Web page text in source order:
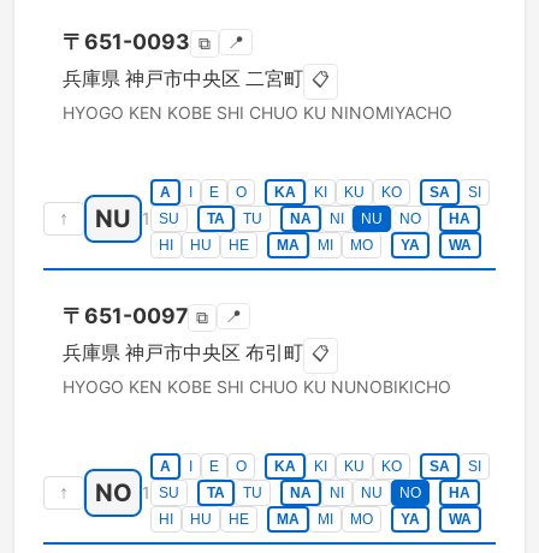
〒651-0093 ⧉ 📍
兵庫県 神戸市中央区 二宮町 📋
HYOGO KEN KOBE SHI CHUO KU NINOMIYACHO
↑ NU 1
A E O KA KI KU KO SA
SI
SU
TA TU NA NI NU NO
HA
HI
HU HE MA MI MO YA WA
〒651-0097 ⧉ 📍
兵庫県 神戸市中央区 布引町 📋
HYOGO KEN KOBE SHI CHUO KU NUNOBIKICHO
↑ NO 1
A E O KA KI KU KO SA
SI
SU
TA TU NA NI NU NO
HA
HI
HU HE MA MI MO YA WA